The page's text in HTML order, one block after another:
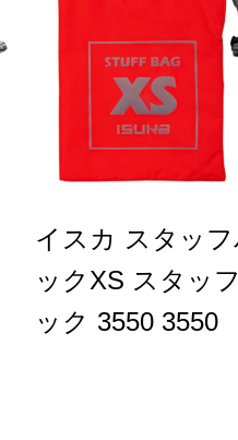
イスカ スタッ
ックXS スタッ
ック 3550 3550